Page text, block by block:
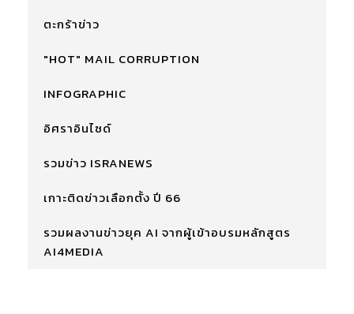
ตะกร้าข่าว
"HOT" MAIL CORRUPTION
INFOGRAPHIC
อิศราอินไซด์
รวมข่าว ISRANEWS
เกาะติดข่าวเลือกตั้ง ปี 66
รวมผลงานข่าวยุค AI จากผู้เข้าอบรมหลักสูตร
AI4MEDIA